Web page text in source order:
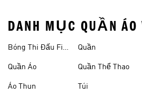
DANH MỤC QUẦN ÁO
Bóng Thi Đấu Fifa
Quần Áo
Áo Thun
Quần
Quần Thể Thao
Túi